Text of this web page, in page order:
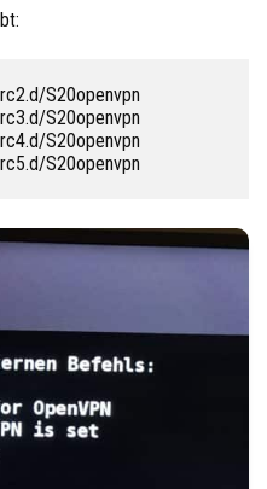
S20openvpn
S20openvpn
S20openvpn
S20openvpn